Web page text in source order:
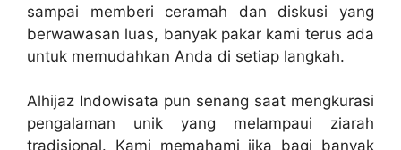
sampai memberi ceramah dan diskusi yang
berwawasan luas, banyak pakar kami terus ada
untuk memudahkan Anda di setiap langkah.
Alhijaz Indowisata pun senang saat mengkurasi
pengalaman unik yang melampaui ziarah
tradisional. Kami memahami jika bagi banyak